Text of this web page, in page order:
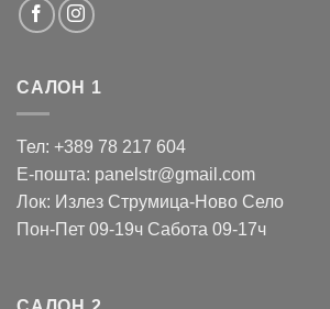
САЛОН 1
Тел: +389 78 217 604
Е-пошта: panelstr@gmail.com
Лок: Излез Струмица-Ново Село
Пон-Пет 09-19ч Сабота 09-17ч